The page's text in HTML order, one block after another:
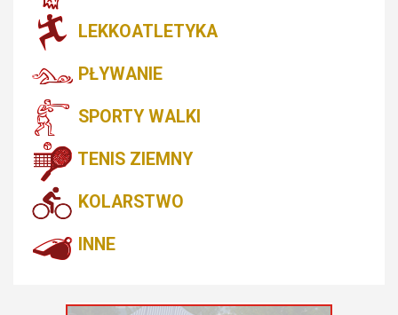
LEKKOATLETYKA
PŁYWANIE
SPORTY WALKI
TENIS ZIEMNY
KOLARSTWO
INNE